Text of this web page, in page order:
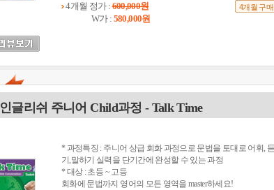
4개월 정가 :600,000원
W가 : 580,000원
4개월 구매
인글리쉬 주니어 Child과정 - Talk Time
* 과정특징 : 주니어 상급 회화 과정으로 문법을 토대로 어휘, 듣
기,말하기 실력을 단기간에 완성할 수 있는 과정
* 대상 : 초등 ~ 고등
회화에 문법까지 영어의 모든 영역을 master하세요!